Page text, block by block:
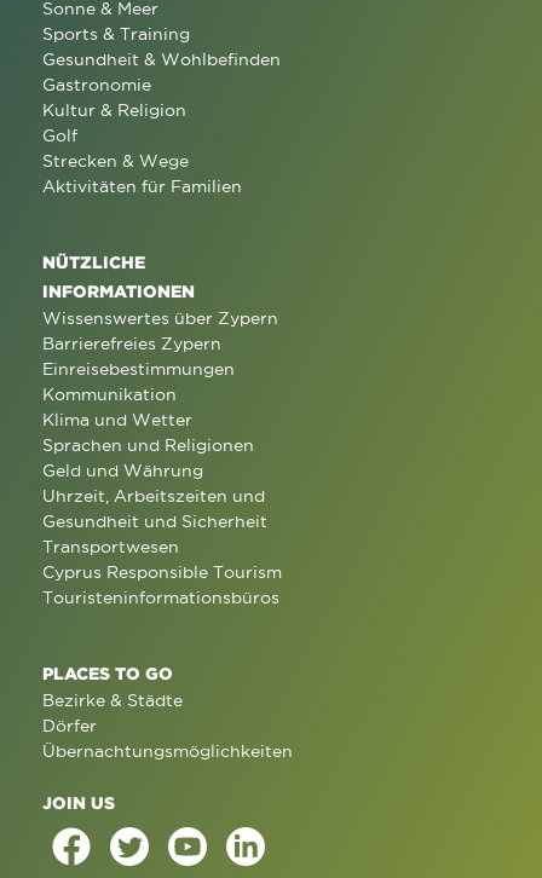
Sonne & Meer
Sports & Training
Gesundheit & Wohlbefinden
Gastronomie
Kultur & Religion
Golf
Strecken & Wege
Aktivitäten für Familien
NÜTZLICHE
INFORMATIONEN
Wissenswertes über Zypern
Barrierefreies Zypern
Einreisebestimmungen
Kommunikation
Klima und Wetter
Sprachen und Religionen
Geld und Währung
Uhrzeit, Arbeitszeiten und
Gesundheit und Sicherheit
Transportwesen
Cyprus Responsible Tourism
Touristeninformationsbüros
PLACES TO GO
Bezirke & Städte
Dörfer
Übernachtungsmöglichkeiten
JOIN US